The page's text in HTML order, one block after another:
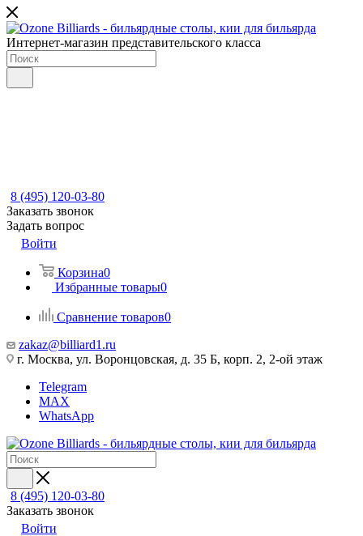
Интернет-магазин представительского класса
8 (495) 120-03-80
Заказать звонок
Задать вопрос
Войти
Корзина0
Избранные товары0
Сравнение товаров0
zakaz@billiard1.ru
г. Москва, ул. Воронцовская, д. 35 Б, корп. 2, 2-ой этаж
Telegram
MAX
WhatsApp
8 (495) 120-03-80
Заказать звонок
Войти